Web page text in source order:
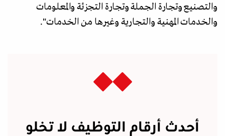
والتصنيع وتجارة الجملة وتجارة التجزئة والمعلومات
والخدمات المهنية والتجارية وغيرها من الخدمات".
أحدث أرقام التوظيف لا تخلو